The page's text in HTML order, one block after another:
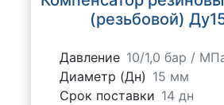
(резьбовой)
Давление 10/1,0 бар /
Диаметр (Дн) 15 мм
Срок поставки 14 дн